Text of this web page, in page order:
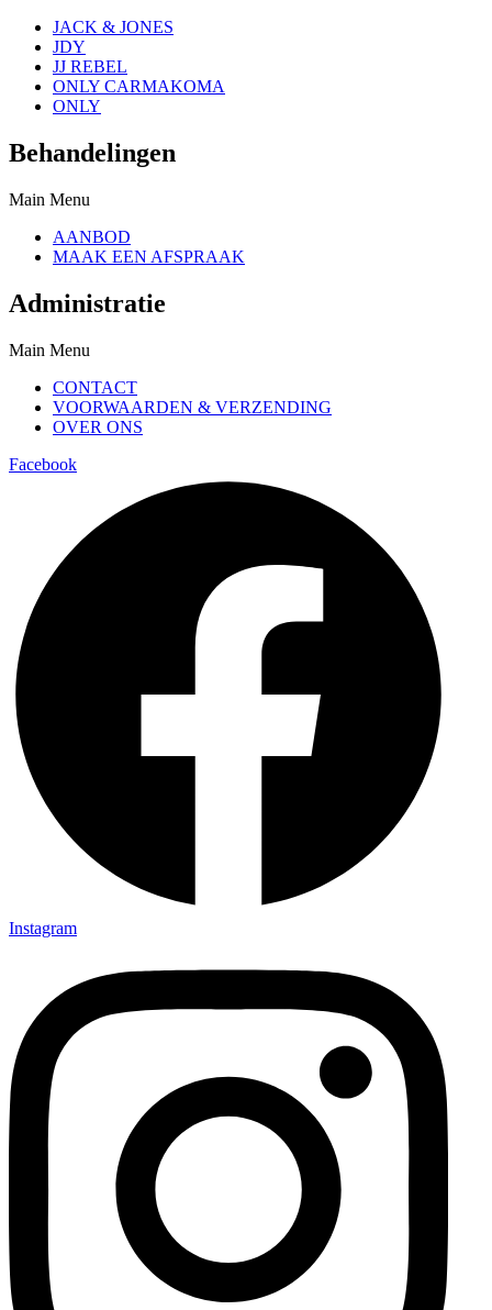
JACK & JONES
JDY
JJ REBEL
ONLY CARMAKOMA
ONLY
Behandelingen
Main Menu
AANBOD
MAAK EEN AFSPRAAK
Administratie
Main Menu
CONTACT
VOORWAARDEN & VERZENDING
OVER ONS
Facebook
Instagram